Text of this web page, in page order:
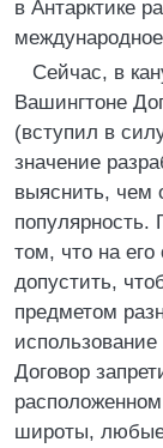
в Антарктике
Сейчас, в
Вашингтоне
(вступил в
значение
выяснить, чем
популярность.
том, что на его
допустить,
предметом
Договор
широты, любые